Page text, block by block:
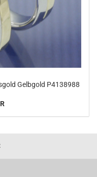
Gelbgold P4138988